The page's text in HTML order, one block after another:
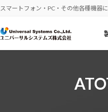
スマートフォン・PC・その他各種機器